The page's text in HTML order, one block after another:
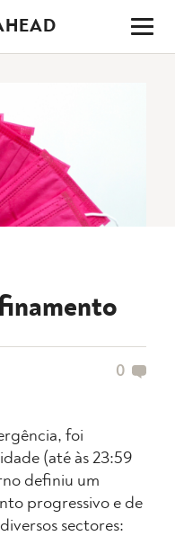
0
foi
(até às 23:59
definiu um
progressivo e de
sectores: